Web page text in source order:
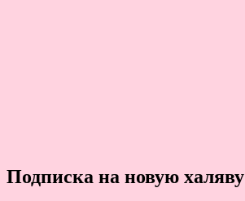
Подписка на новую халяву